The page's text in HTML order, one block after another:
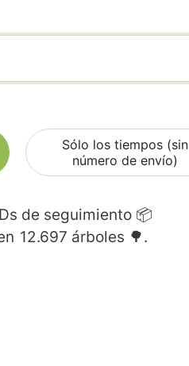
Sólo los tiempos (sin
número de envío)
de seguimiento 📦
12.697 árboles 🌳.